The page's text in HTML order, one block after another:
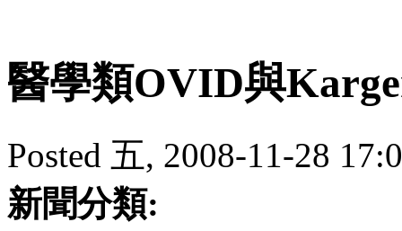
醫學類OVID與
Posted 五, 2008-11-28
新聞分類: